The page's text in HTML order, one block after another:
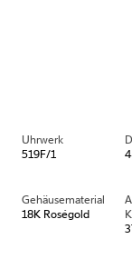
Uhrwerk
519F/1
Gehäusematerial
18K Roségold